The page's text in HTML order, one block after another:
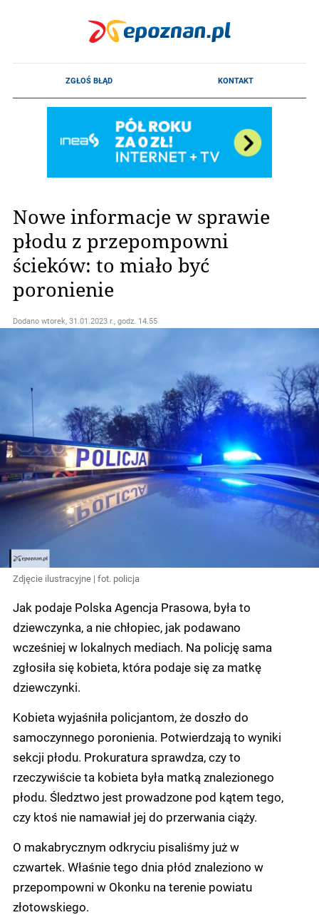
Nowe informacje w sprawie
płodu z przepompowni
ścieków: to miało być
poronienie
Dodano wtorek, 31.01.2023 r., godz. 14.55
Zdjęcie ilustracyjne | fot. policja
Jak podaje Polska Agencja Prasowa, była to
dziewczynka, a nie chłopiec, jak podawano
wcześniej w lokalnych mediach. Na policję sama
zgłosiła się kobieta, która podaje się za matkę
dziewczynki.
Kobieta wyjaśniła policjantom, że doszło do
samoczynnego poronienia. Potwierdzają to wyniki
sekcji płodu. Prokuratura sprawdza, czy to
rzeczywiście ta kobieta była matką znalezionego
płodu. Śledztwo jest prowadzone pod kątem tego,
czy ktoś nie namawiał jej do przerwania ciąży.
O makabrycznym odkryciu pisaliśmy już w
czwartek. Właśnie tego dnia płód znaleziono w
przepompowni w Okonku na terenie powiatu
złotowskiego.